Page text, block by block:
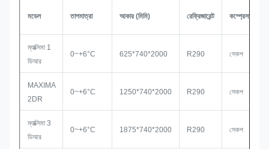
মডেল তাপমাত্রা আকার (মিমি) রেফ্রিজারেন্ট কম্প্রেসার
ম্যাক্সিমা 1
ডিআর
0~+6°C 625*740*2000 R290 সেকপ
MAXIMA
2DR
0~+6°C 1250*740*2000 R290 সেকপ
ম্যাক্সিমা 3
ডিআর
0~+6°C 1875*740*2000 R290 সেকপ